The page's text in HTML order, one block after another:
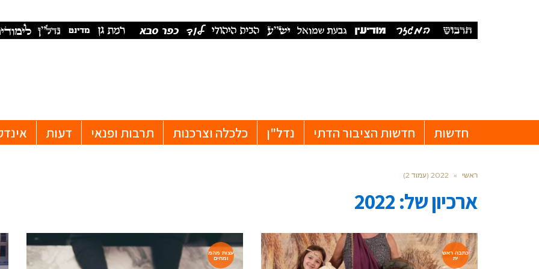
חדשות חדשות הציבור הדתי נדל"ן כלכלה וצרכנות תרבות ופנאי דעות
ראשי » 2022 (עמוד 2)
ארכיון של:2022
כתבה ראש
ית
עצות מהמ
ומחים